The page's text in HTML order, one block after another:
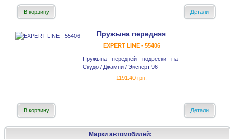
Марки автомобилей:
В корзину Детали
Пружына передняя
EXPERT LINE - 55406
Пружына передней подвески на
Скудо / Джампи / Эксперт 96-
1191.40 грн.
В корзину Детали